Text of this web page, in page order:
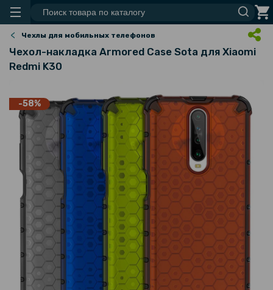
Чехлы для мобильных телефонов
Чехол-накладка Armored Case Sota для Xiaomi
Redmi K30
-58%